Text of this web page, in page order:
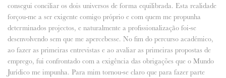
consegui conciliar os dois universos de forma equilibrada. Esta realidade
forçou-me a ser exigente comigo próprio e com quem me propunha
determinados projectos, e naturalmente a profissionalização foi-se
desenvolvendo sem que me apercebesse. No fim do percurso académico,
ao fazer as primeiras entrevistas e ao avaliar as primeiras propostas de
emprego, fui confrontado com a exigência das obrigações que o Mundo
Jurídico me impunha. Para mim tornou-se claro que para fazer parte